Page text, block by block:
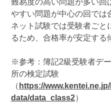
難易度の高い問題が多い回
やすい問題が中心の回では
ネット試験では受験者ごと
るため、合格率が安定する
※参考：簿記2級受験者デ
所の検定試験
（ https://
data/data_class2）